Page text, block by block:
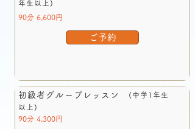
年生以上)
90分 6,600円
ご予約
初級者グループレッスン
(中学1年生
以上)
90分 4,300円